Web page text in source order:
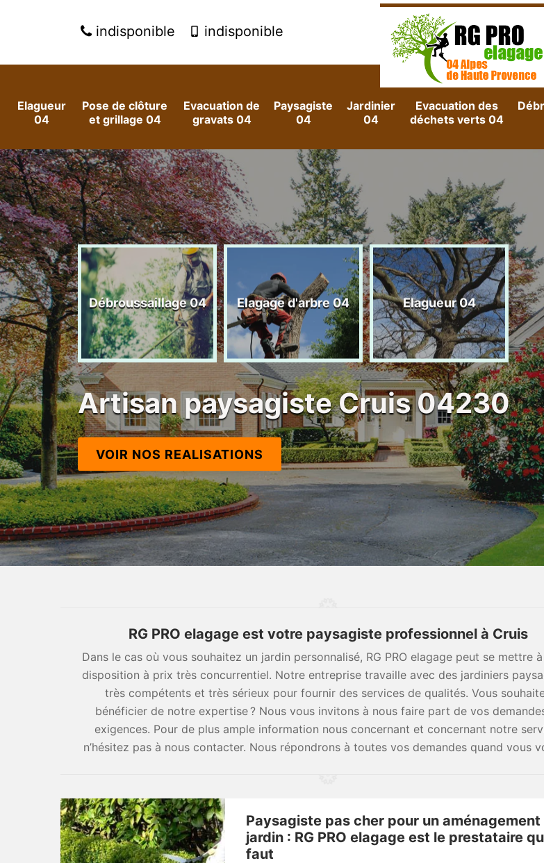
indisponible indisponible
Elagueur
04
Pose de clôture
et grillage 04
Evacuation de
gravats 04
Paysagiste
04
Jardinier
04
Evacuation des
déchets verts 04
arbres et
04
Débroussaillage 04 Elagage d'arbre 04 Elagueur 04
Artisan paysagiste Cruis 04230
VOIR NOS REALISATIONS
RG PRO elagage est votre paysagiste professionnel à Cruis
Dans le cas où vous souhaitez un jardin personnalisé, RG PRO elagage peut se mettre
disposition à prix très concurrentiel. Notre entreprise travaille avec des jardiniers
très compétents et très sérieux pour fournir des services de qualités. Vous
bénéficier de notre expertise ? Nous vous invitons à nous faire part de vos
exigences. Pour de plus ample information nous concernant et concernant notre
n’hésitez pas à nous contacter. Nous répondrons à toutes vos demandes quand vous
Paysagiste pas cher pour un aménagement
jardin : RG PRO elagage est le prestataire
faut